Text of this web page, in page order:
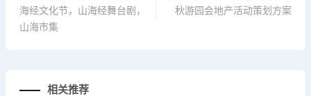
海经文化节，山海经舞台剧，
山海市集
秋游园会地产活动策划方案
相关推荐